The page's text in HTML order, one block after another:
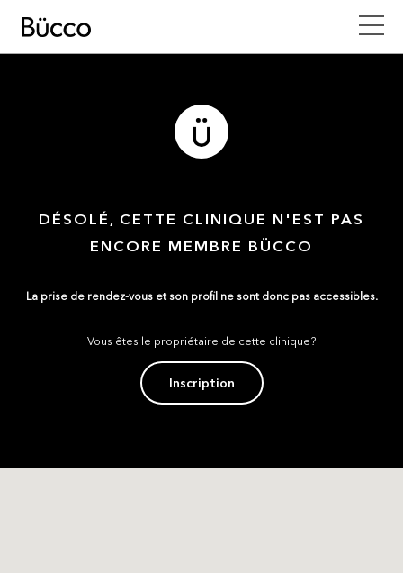
DÉSOLÉ, CETTE CLINIQUE N'EST PAS
ENCORE MEMBRE BÜCCO
La prise de rendez-vous et son profil ne sont donc pas accessibles.
Vous êtes le propriétaire de cette clinique?
Inscription